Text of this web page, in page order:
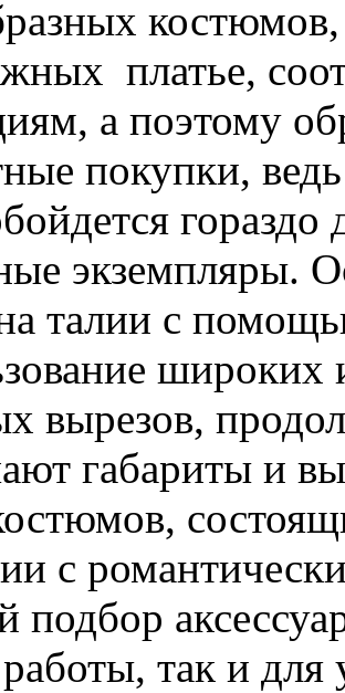
платье,
а поэтому
покупки,
экземпляры.
талии с
широких
вырезов,
габариты и
с
подбор
так и